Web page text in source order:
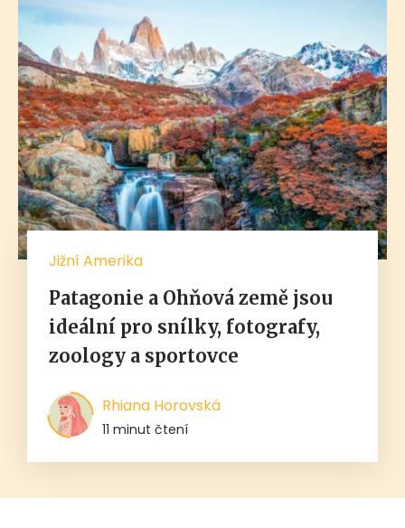
Jižní Amerika
Patagonie a Ohňová země jsou
ideální pro snílky, fotografy,
zoology a sportovce
Rhiana Horovská
11 minut čtení